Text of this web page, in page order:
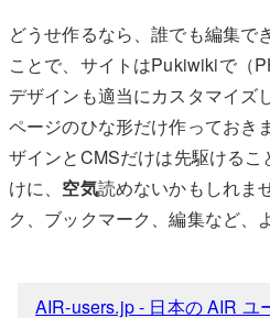
どうせ作るなら、誰でも編集で
ことで、サイトはPukiwikiで（
デザインも適当にカスタマイズ
ページのひな形だけ作っておき
ザインとCMSだけは先駆けるこ
けに、 空気読めないかもしれま
ク、ブックマーク、編集など、
AIR-users.jp - 日本の AIR ユ